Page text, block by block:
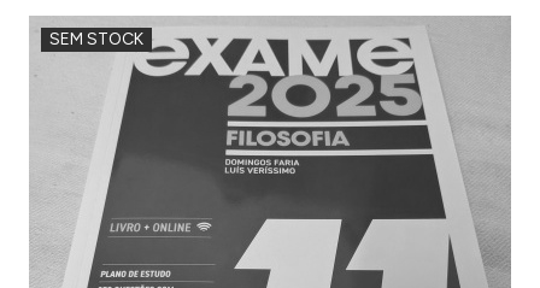
SEM STOCK